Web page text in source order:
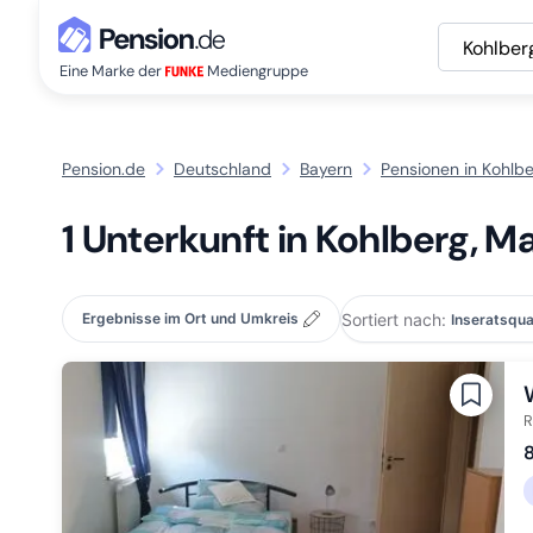
Eine Marke der Mediengruppe
Pension.de Deutschland Bayern Pensionen in
1 Unterkunft in Kohlberg,
Ergebnisse im Ort und Umkreis Sortiert nach: